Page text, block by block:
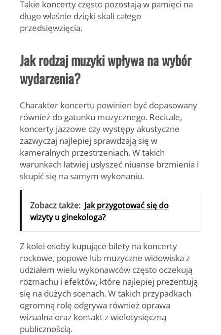
Takie koncerty często pozostają w pamięci na
długo właśnie dzięki skali całego
przedsięwzięcia.
Jak rodzaj muzyki wpływa na wybór
wydarzenia?
Charakter koncertu powinien być dopasowany
również do gatunku muzycznego. Recitale,
koncerty jazzowe czy występy akustyczne
zazwyczaj najlepiej sprawdzają się w
kameralnych przestrzeniach. W takich
warunkach łatwiej usłyszeć niuanse brzmienia i
skupić się na samym wykonaniu.
Zobacz także: Jak przygotować się do
wizyty u ginekologa?
Z kolei osoby kupujące bilety na koncerty
rockowe, popowe lub muzyczne widowiska z
udziałem wielu wykonawców często oczekują
rozmachu i efektów, które najlepiej prezentują
się na dużych scenach. W takich przypadkach
ogromną rolę odgrywa również oprawa
wizualna oraz kontakt z wielotysięczną
publicznością.